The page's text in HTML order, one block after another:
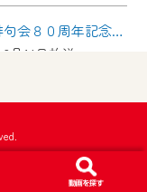
【日進】南風俳句会８０周年記念大会
月14日放送
トピックス
18
【日進】元中日ドラゴンズ山本昌広さんが教える野球教室
月7日放送
含むCCNetの
IDです。
ルアドレス